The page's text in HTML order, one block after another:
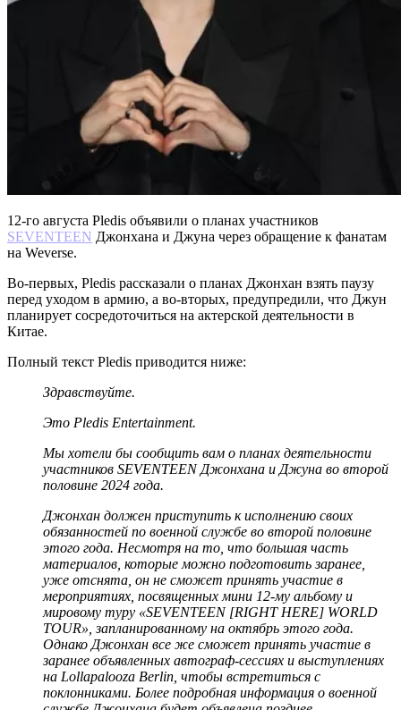
12-го августа Pledis объявили о планах участников
SEVENTEEN Джонхана и Джуна через обращение к фанатам
на Weverse.
Во-первых, Pledis рассказали о планах Джонхан взять паузу
перед уходом в армию, а во-вторых, предупредили, что Джун
планирует сосредоточиться на актерской деятельности в
Китае.
Полный текст Pledis приводится ниже:
Здравствуйте.
Это Pledis Entertainment.
Мы хотели бы сообщить вам о планах деятельности
участников SEVENTEEN Джонхана и Джуна во второй
половине 2024 года.
Джонхан должен приступить к исполнению своих
обязанностей по военной службе во второй половине
этого года. Несмотря на то, что большая часть
материалов, которые можно подготовить заранее,
уже отснята, он не сможет принять участие в
мероприятиях, посвященных мини 12-му альбому и
мировому туру «SEVENTEEN [RIGHT HERE] WORLD
TOUR», запланированному на октябрь этого года.
Однако Джонхан все же сможет принять участие в
заранее объявленных автограф-сессиях и выступлениях
на Lollapalooza Berlin, чтобы встретиться с
поклонниками. Более подробная информация о военной